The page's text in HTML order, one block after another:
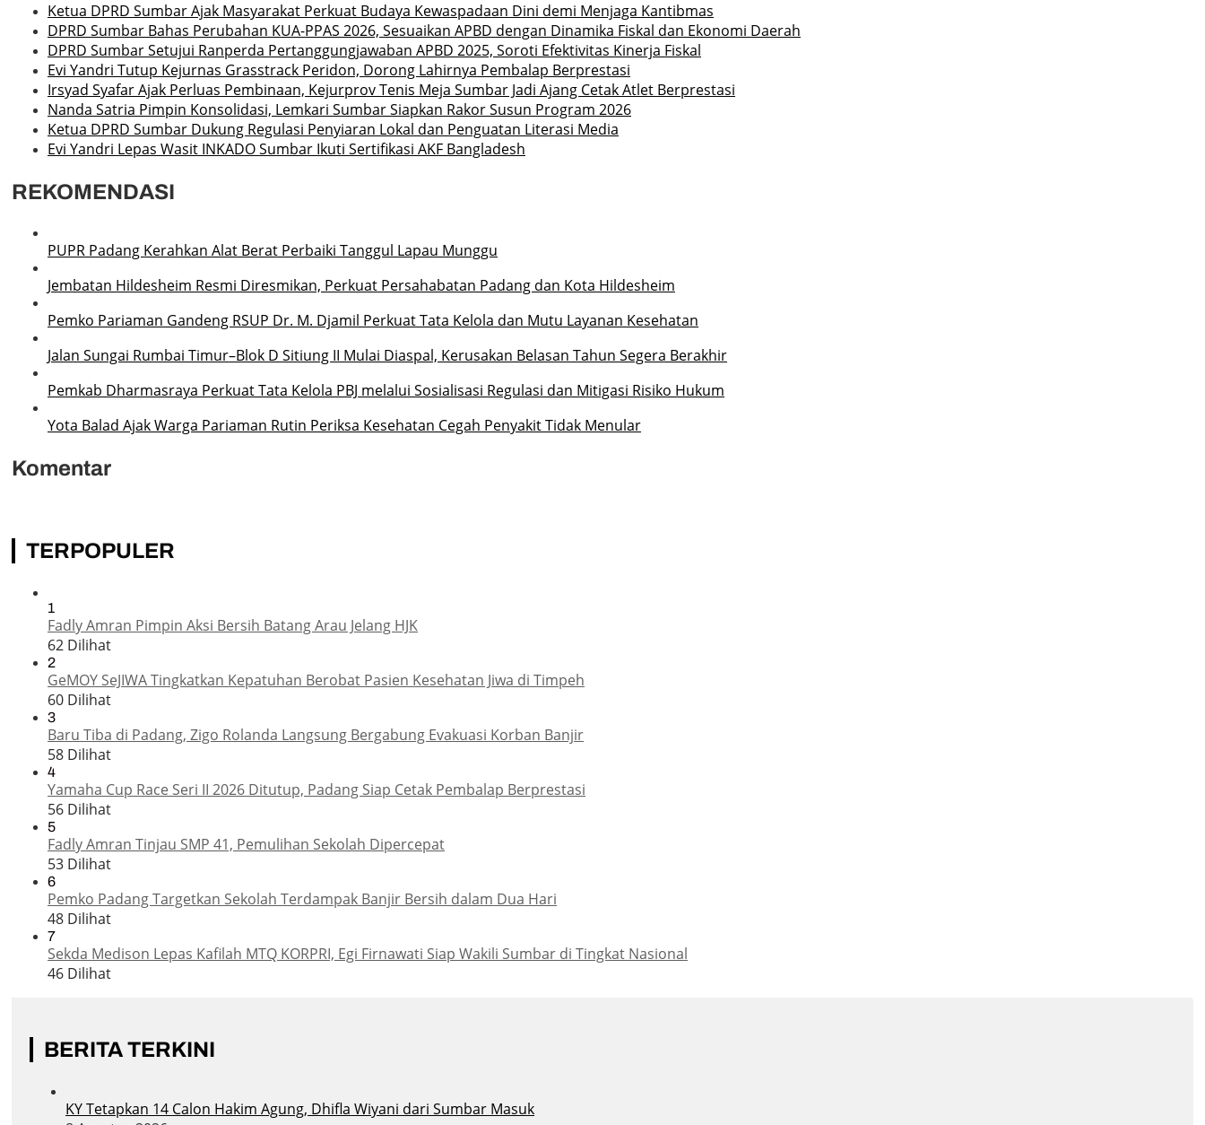
Ketua DPRD Sumbar Ajak Masyarakat Perkuat Budaya Kewaspadaan Dini demi Menjaga Kantibmas
DPRD Sumbar Bahas Perubahan KUA-PPAS 2026, Sesuaikan APBD dengan Dinamika Fiskal dan Ekonomi Daerah
DPRD Sumbar Setujui Ranperda Pertanggungjawaban APBD 2025, Soroti Efektivitas Kinerja Fiskal
Evi Yandri Tutup Kejurnas Grasstrack Peridon, Dorong Lahirnya Pembalap Berprestasi
Irsyad Syafar Ajak Perluas Pembinaan, Kejurprov Tenis Meja Sumbar Jadi Ajang Cetak Atlet Berprestasi
Nanda Satria Pimpin Konsolidasi, Lemkari Sumbar Siapkan Rakor Susun Program 2026
Ketua DPRD Sumbar Dukung Regulasi Penyiaran Lokal dan Penguatan Literasi Media
Evi Yandri Lepas Wasit INKADO Sumbar Ikuti Sertifikasi AKF Bangladesh
REKOMENDASI
PUPR Padang Kerahkan Alat Berat Perbaiki Tanggul Lapau Munggu
Jembatan Hildesheim Resmi Diresmikan, Perkuat Persahabatan Padang dan Kota Hildesheim
Pemko Pariaman Gandeng RSUP Dr. M. Djamil Perkuat Tata Kelola dan Mutu Layanan Kesehatan
Jalan Sungai Rumbai Timur–Blok D Sitiung II Mulai Diaspal, Kerusakan Belasan Tahun Segera Berakhir
Pemkab Dharmasraya Perkuat Tata Kelola PBJ melalui Sosialisasi Regulasi dan Mitigasi Risiko Hukum
Yota Balad Ajak Warga Pariaman Rutin Periksa Kesehatan Cegah Penyakit Tidak Menular
Komentar
TERPOPULER
1
Fadly Amran Pimpin Aksi Bersih Batang Arau Jelang HJK
62 Dilihat
2
GeMOY SeJIWA Tingkatkan Kepatuhan Berobat Pasien Kesehatan Jiwa di Timpeh
60 Dilihat
3
Baru Tiba di Padang, Zigo Rolanda Langsung Bergabung Evakuasi Korban Banjir
58 Dilihat
4
Yamaha Cup Race Seri II 2026 Ditutup, Padang Siap Cetak Pembalap Berprestasi
56 Dilihat
5
Fadly Amran Tinjau SMP 41, Pemulihan Sekolah Dipercepat
53 Dilihat
6
Pemko Padang Targetkan Sekolah Terdampak Banjir Bersih dalam Dua Hari
48 Dilihat
7
Sekda Medison Lepas Kafilah MTQ KORPRI, Egi Firnawati Siap Wakili Sumbar di Tingkat Nasional
46 Dilihat
BERITA TERKINI
KY Tetapkan 14 Calon Hakim Agung, Dhifla Wiyani dari Sumbar Masuk